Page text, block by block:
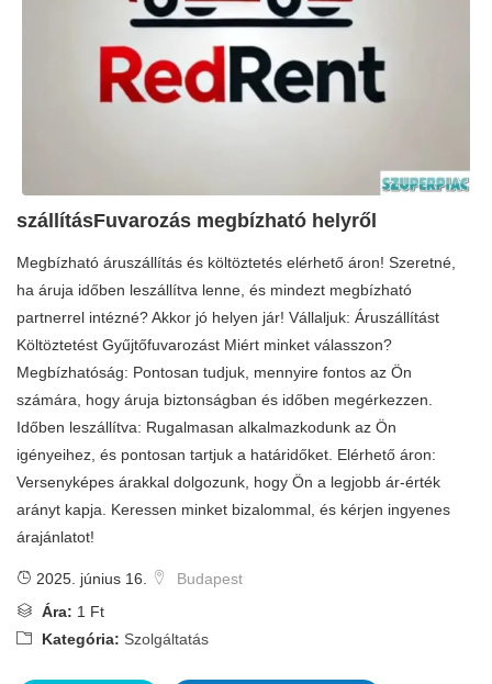
szállításFuvarozás megbízható helyről
Megbízható áruszállítás és költöztetés elérhető áron! Szeretné,
ha áruja időben leszállítva lenne, és mindezt megbízható
partnerrel intézné? Akkor jó helyen jár! Vállaljuk: Áruszállítást
Költöztetést Gyűjtőfuvarozást Miért minket válasszon?
Megbízhatóság: Pontosan tudjuk, mennyire fontos az Ön
számára, hogy áruja biztonságban és időben megérkezzen.
Időben leszállítva: Rugalmasan alkalmazkodunk az Ön
igényeihez, és pontosan tartjuk a határidőket. Elérhető áron:
Versenyképes árakkal dolgozunk, hogy Ön a legjobb ár-érték
arányt kapja. Keressen minket bizalommal, és kérjen ingyenes
árajánlatot!
2025. június 16.
Budapest
Ára: 1 Ft
Kategória: Szolgáltatás